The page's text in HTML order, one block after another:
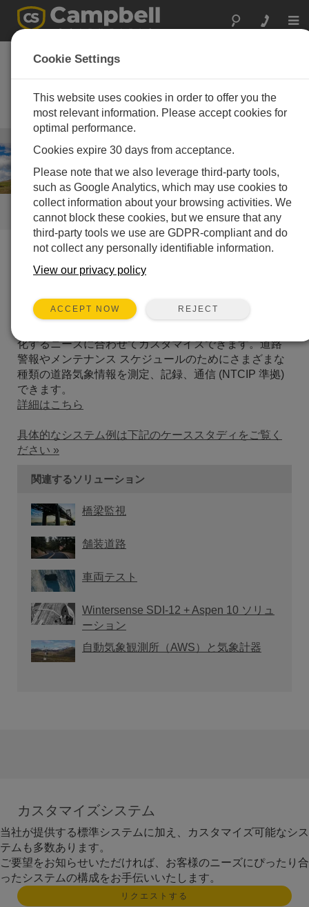
道路気象監視システ
ム (RWIS)
道路気象情報システムと気象観測
インフラ / 道路気象監視システム (RWIS)
リンク
道路気象状況の監視に重要な役割を果たします。堅牢
性と低消費電力により、過酷な状況でも長期間にわた
化するニーズに合わせてカスタマイズできます。道路
警報やメンテナンス スケジュールのためにさまざまな
種類の道路気象情報を測定、記録、通信 (NTCIP 準拠)
できます。
詳細はこちら
具体的なシステム例は下記のケーススタディをご覧く
ださい »
関連するソリューション
橋梁監視
舗装道路
車両テスト
Wintersense SDI-12 + Aspen 10 ソリュ
ーション
自動気象観測所（AWS）と気象計器
カスタマイズシステム
当社が提供する標準システムに加え、カスタマイズ可能なシス
テムも多数あります。
ご要望をお知らせいただければ、お客様のニーズにぴったり合
ったシステムの構成をお手伝いいたします。
リクエストする
Cookie Settings
This website uses cookies in order to offer you the
most relevant information. Please accept cookies for
optimal performance.
Cookies expire 30 days from acceptance.
Please note that we also leverage third-party tools,
such as Google Analytics, which may use cookies to
collect information about your browsing activities. We
cannot block these cookies, but we ensure that any
third-party tools we use are GDPR-compliant and do
not collect any personally identifiable information.
View our privacy policy
ACCEPT NOW REJECT